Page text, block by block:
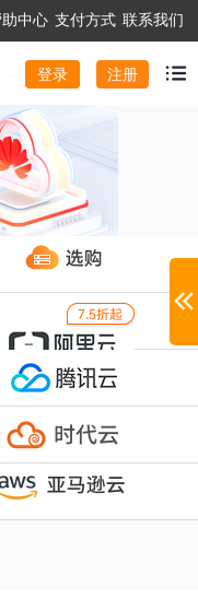
中心 支付方式 联系我们
登录 注册